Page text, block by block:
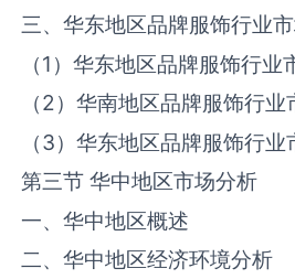
三、华东地区品牌服饰行业
（1 ）华东地区品牌服饰行业
（2）华南地区品牌服饰行业
（3）华东地区品牌服饰行业
第三节 华中地区市场分析
一、华中地区概述
二、华中地区经济环境分析